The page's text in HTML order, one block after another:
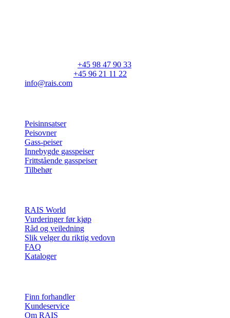
+45 98 47 90 33
+45 96 21 11 22
info@rais.com
Peisinnsatser
Peisovner
Gass-peiser
Innebygde gasspeiser
Frittstående gasspeiser
Tilbehør
RAIS World
Vurderinger før kjøp
Råd og veiledning
Slik velger du riktig vedovn
FAQ
Kataloger
Finn forhandler
Kundeservice
Om RAIS